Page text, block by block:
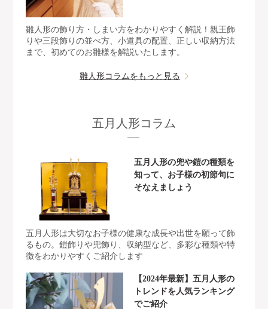
雛人形の飾り方・しまい方をわかりやすく解説！親王飾
りや三段飾りの並べ方、小道具の配置、正しい収納方法
まで、初めてのお雛様を解説いたします。
雛人形コラムをもっと見る
五月人形コラム
五月人形の兜や鎧の種類を
知って、お子様の初節句に
そなえましょう
五月人形は大切なお子様の健康な成長や出世を願って飾
るもの。鎧飾りや兜飾り、収納型など、多彩な種類や特
徴をわかりやすくご紹介します
【2024年最新】五月人形の
トレンドを人気ランキング
でご紹介